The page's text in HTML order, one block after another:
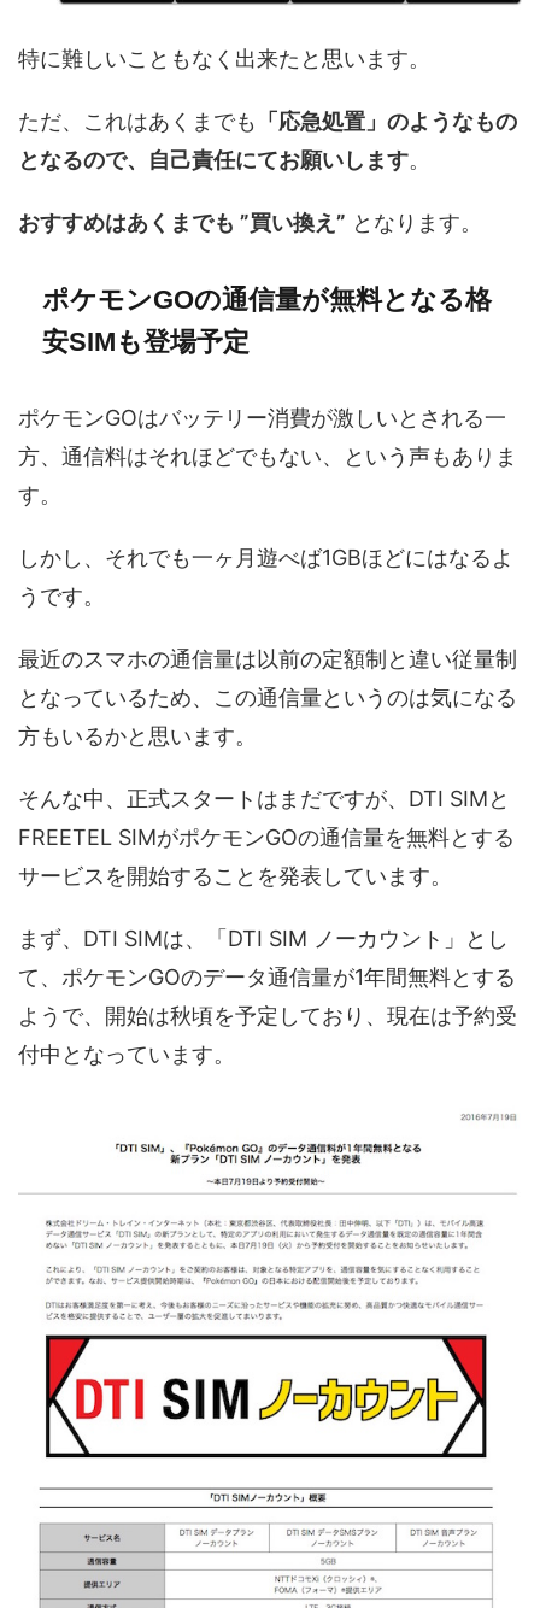
特に難しいこともなく出来たと思います。
ただ、これはあくまでも
「応急処置」のようなもの
となるので、自己責任にてお願いします。
おすすめはあくまでも ”買い換え” となります。
ポケモンGOの通信量が無料となる格
安SIMも登場予定
ポケモンGOはバッテリー消費が激しいとされる一
方、通信料はそれほどでもない、という声もありま
す。
しかし、それでも一ヶ月遊べば1GBほどにはなるよ
うです。
最近のスマホの通信量は以前の定額制と違い従量制
となっているため、この通信量というのは気になる
方もいるかと思います。
そんな中、正式スタートはまだですが、DTI SIMと
FREETEL SIMがポケモンGOの通信量を無料とする
サービスを開始することを発表しています。
まず、DTI SIMは、「DTI SIM ノーカウント」とし
て、ポケモンGOのデータ通信量が1年間無料とする
ようで、開始は秋頃を予定しており、現在は予約受
付中となっています。